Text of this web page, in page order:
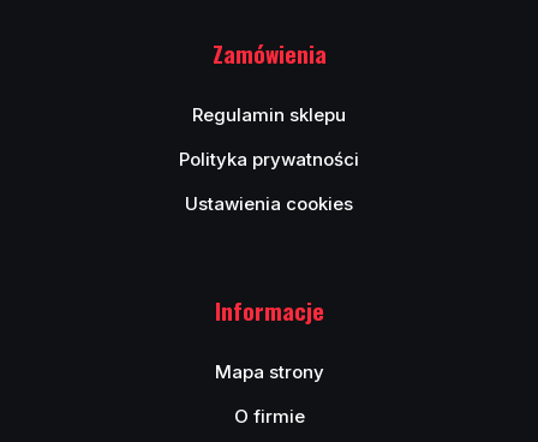
Zamówienia
Regulamin sklepu
Polityka prywatności
Ustawienia cookies
Informacje
Mapa strony
O firmie